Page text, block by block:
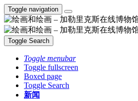
Toggle navigation
Toggle Search
Toggle menubar
Toggle fullscreen
Boxed page
Toggle Search
新闻